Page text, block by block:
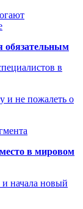
обязательным
в
и не пожалеть о
в мировом
начала новый